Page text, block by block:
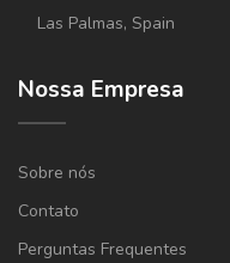
Las Palmas, Spain
Nossa Empresa
Sobre nós
Contato
Perguntas Frequentes